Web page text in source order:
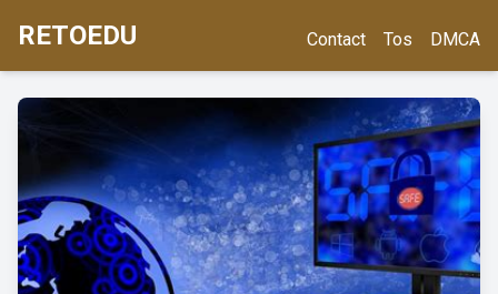
RETOEDU Contact Tos DMCA